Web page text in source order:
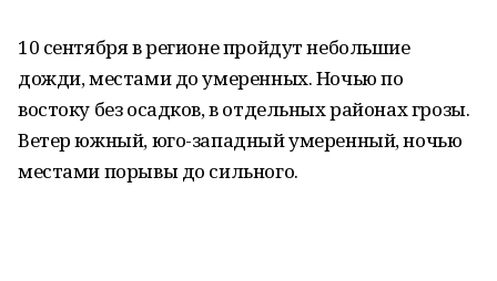
10 сентября в регионе пройдут небольшие
дожди, местами до умеренных. Ночью по
востоку без осадков, в отдельных районах грозы.
Ветер южный, юго-западный умеренный, ночью
местами порывы до сильного.